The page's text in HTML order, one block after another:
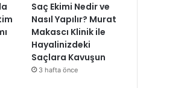
Saç Ekimi Nedir ve
Nasıl Yapılır? Murat
Makascı Klinik ile
Hayalinizdeki
Saçlara Kavuşun
3 hafta önce